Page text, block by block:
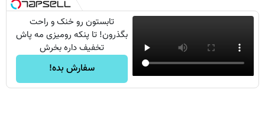
تابستون رو خنک و راحت
بگذرون! تا پنکه رومیزی مه پاش
تخفیف داره بخرش
سفارش بده!